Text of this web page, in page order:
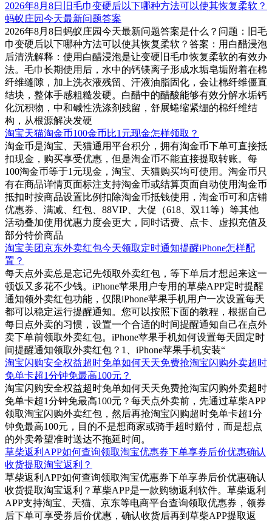
2026年8月8日旧毛巾变硬后以下哪种方法可以使其恢复柔软？
蚂蚁庄园今天最新问题答案
2026年8月8日蚂蚁庄园今天最新问题答案是什么？问题：旧毛
巾变硬后以下哪种方法可以使其恢复柔软？答案：用白醋浸泡
后清洗解释：使用白醋浸泡是让变硬旧毛巾恢复柔软的有效办
法。毛巾长期使用后，水中的钙镁离子形成水垢皂垢附着在棉
纤维缝隙，加上洗衣液残留、汗液油脂固化，会让棉纤维僵直
结块，整体手感粗糙发硬。白醋中的醋酸能够有效分解水垢钙
化沉积物，中和碱性洗涤剂残留，舒展蜷缩紧绷的棉纤维结
构，从根源解决发硬
淘宝天猫淘金币100金币比1元现金怎样领取？
淘金币是淘宝、天猫通用平台积分，拥有淘金币下单可直接抵
扣现金，购买享受优惠，但是淘金币不能直接提取转账。每
100淘金币等于1元现金，淘宝、天猫购买均可使用。淘金币只
有在商品详情页面标注支持淘金币或结算页面自动使用淘金币
抵扣时按商品设置比例扣除淘金币抵钱使用，淘金币可和店铺
优惠券、满减、红包、88VIP、大促（618、双11等）等其他
活动叠加使用优惠力度会更大，同时话费、点卡、虚拟充值及
部分特价商品
淘宝美团京东外卖红包今天领取定时通知提醒iPhone怎样配
置？
每天点外卖总是忘记先领取外卖红包，等下单后才想起来这一
顿饭又多花不少钱。iPhone苹果用户专用的草柴APP定时提醒
通知领外卖红包功能，仅限iPhone苹果手机用户一次设置每天
都可以稳定运行提醒通知。您可以按照下面的教程，根据自己
每日点外卖的习惯，设置一个合适的时间提醒通知自己在点外
卖下单前领取外卖红包。iPhone苹果手机如何设置每天固定时
间提醒通知领取外卖红包？1、iPhone苹果手机安装“
淘宝闪购安全权益超时免单如何天天免费抢淘宝闪购外卖超时
免单卡超1分钟免最高100元？
淘宝闪购安全权益超时免单如何天天免费抢淘宝闪购外卖超时
免单卡超1分钟免最高100元？每天点外卖前，先通过草柴APP
领取淘宝闪购外卖红包，然后再抢淘宝闪购超时免单卡超1分
钟免最高100元，目的不是想商家或骑手超时赔付，而是想点
的外卖希望准时送达不拖延时间。
草柴返利APP如何查询领取淘宝优惠券下单享券后价优惠确认
收货提取淘宝返利？
草柴返利APP如何查询领取淘宝优惠券下单享券后价优惠确认
收货提取淘宝返利？草柴APP是一款购物返利软件。草柴返利
APP支持淘宝、天猫、京东等电商平台查询领取优惠券，领券
后下单可享受券后价优惠，确认收货后再到草柴APP提取返